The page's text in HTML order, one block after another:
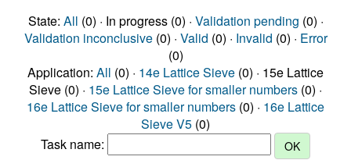
State: All (0) · In progress (0) · Validation pending (0) ·
Validation inconclusive(0) · Valid (0) · Invalid (0) · Error
(0)
Application: All (0) · 14e Lattice Sieve (0) · 15e Lattice
Sieve (0) · 15e Lattice Sieve for smaller numbers (0) ·
16e Lattice Sieve for smaller numbers (0) · 16e Lattice
Sieve V5 (0)
Task name: